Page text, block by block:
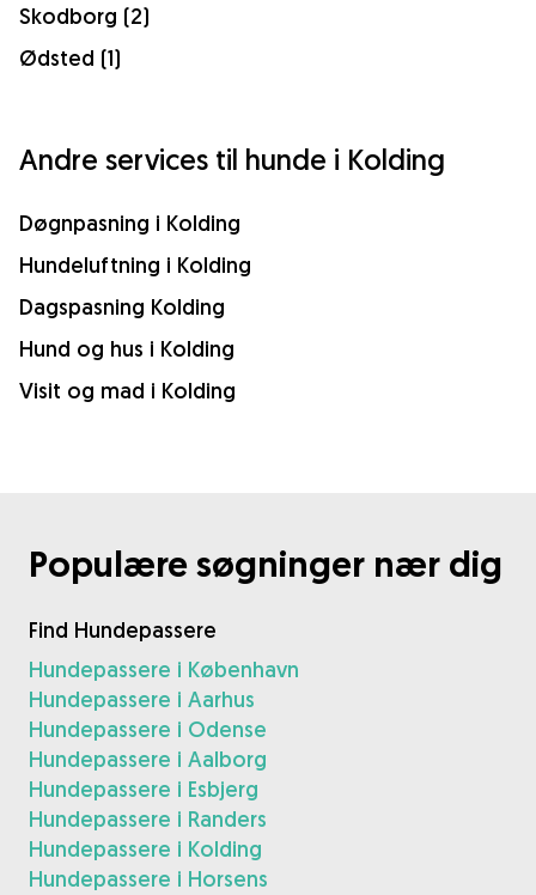
Skodborg (2)
Ødsted (1)
Andre services til hunde i Kolding
Døgnpasning i Kolding
Hundeluftning i Kolding
Dagspasning Kolding
Hund og hus i Kolding
Visit og mad i Kolding
Populære søgninger nær dig
Find Hundepassere
Hundepassere i København
Hundepassere i Aarhus
Hundepassere i Odense
Hundepassere i Aalborg
Hundepassere i Esbjerg
Hundepassere i Randers
Hundepassere i Kolding
Hundepassere i Horsens